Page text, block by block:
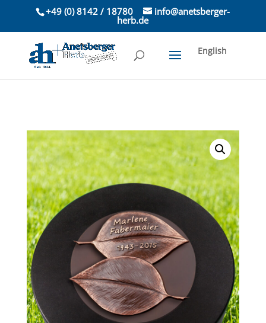
+49 (0) 8142 / 18780 info@anetsberger-
herb.de
English